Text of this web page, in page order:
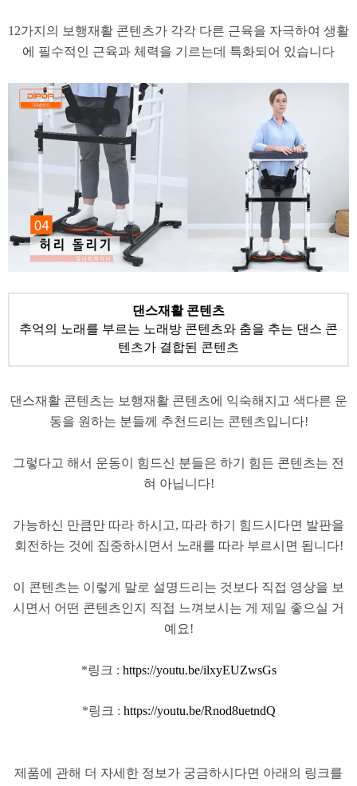
​12가지의 보행재활 콘텐츠가 각각 다른 근육을 자극하여 생활
에 필수적인 근육과 체력을 기르는데 특화되어 있습니다
​댄스재활 콘텐츠
추억의 노래를 부르는 노래방 콘텐츠와 춤을 추는 댄스 콘
텐츠가 결합된 콘텐츠
댄스재활 콘텐츠는 보행재활 콘텐츠에 익숙해지고 색다른 운
동을 원하는 분들께 추천드리는 콘텐츠입니다!
그렇다고 해서 운동이 힘드신 분들은 하기 힘든 콘텐츠는 전
혀 아닙니다!
가능하신 만큼만 따라 하시고, 따라 하기 힘드시다면 발판을
회전하는 것에 집중하시면서 노래를 따라 부르시면 됩니다!
이 콘텐츠는 이렇게 말로 설명드리는 것보다 직접 영상을 보
시면서 어떤 콘텐츠인지 직접 느껴보시는 게 제일 좋으실 거
예요!
*링크 : https://youtu.be/ilxyEUZwsGs
*링크 : https://youtu.be/Rnod8uetndQ
제품에 관해 더 자세한 정보가 궁금하시다면 아래의 링크를